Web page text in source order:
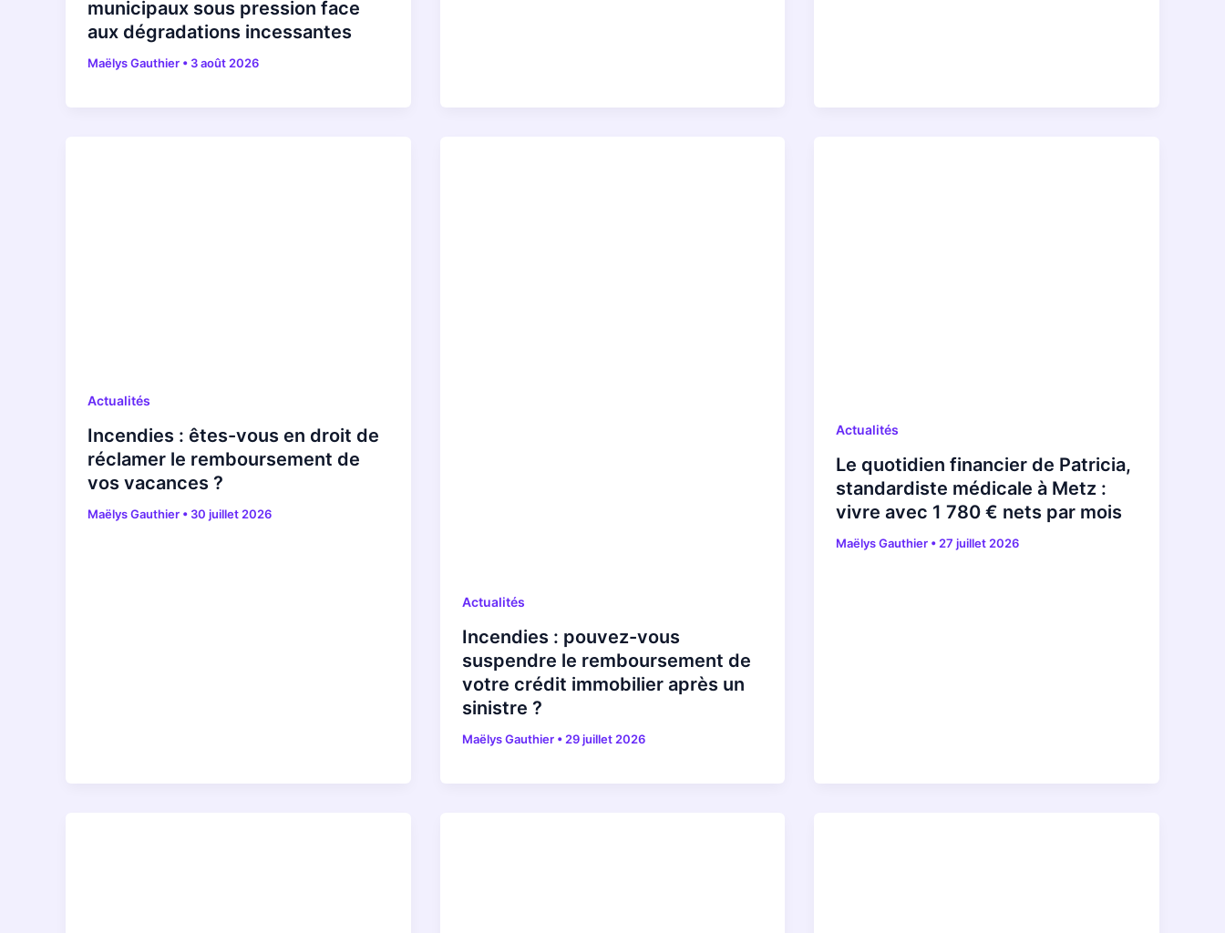
municipaux sous pression face
aux dégradations incessantes
Maëlys Gauthier • 3 août 2026
Actualités
Incendies : êtes-vous en droit de
réclamer le remboursement de
vos vacances ?
Maëlys Gauthier • 30 juillet 2026
Actualités
Incendies : pouvez-vous
suspendre le remboursement de
votre crédit immobilier après un
sinistre ?
Maëlys Gauthier • 29 juillet 2026
Actualités
Le quotidien financier de Patricia,
standardiste médicale à Metz :
vivre avec 1 780 € nets par mois
Maëlys Gauthier • 27 juillet 2026